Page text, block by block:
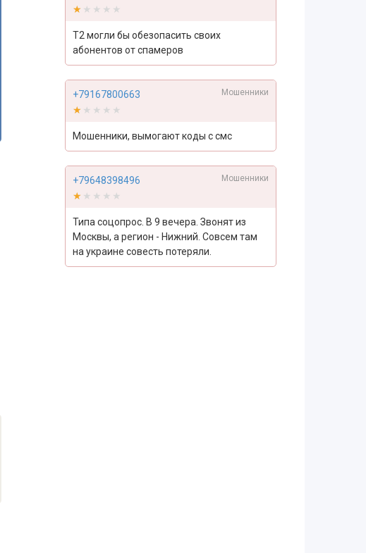
★★★★★
★★★★★
Т2 могли бы обезопасить своих
абонентов от спамеров
+79167800663 Мошенники
★★★★★
★★★★★
Мошенники, вымогают коды с смс
+79648398496 Мошенники
★★★★★
★★★★★
Типа соцопрос. В 9 вечера. Звонят из
Москвы, а регион - Нижний. Совсем там
на украине совесть потеряли.